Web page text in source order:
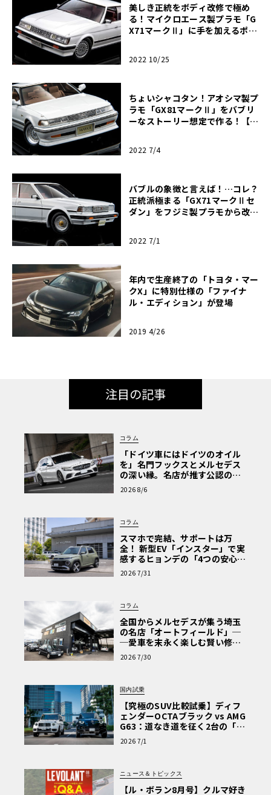
美しき正統をボディ改修で極め
る！マイクロエース製プラモ「G
X71マークⅡ」に手を加えるポイ
2022 10/25
ちょいシャコタン！アオシマ製プ
ラモ「GX81マークⅡ」をバブリ
ーなストーリー想定で作る！【モ
2022 7/4
バブルの象徴と言えば！…コレ？
正統派極まる「GX71マークⅡセ
ダン」をフジミ製プラモから改
2022 7/1
年内で生産終了の「トヨタ・マー
クX」に特別仕様の「ファイナ
ル・エディション」が登場
2019 4/26
注目の記事
コラム
「ドイツ車にはドイツのオイル
を」名門フックスとメルセデス
の深い縁。名店が推す公認の安
心と、Cクラスで味わうシルキー
な走り〈PR〉
2026 8/6
コラム
スマホで完結、サポートは万
全！ 新型EV「インスター」で実
感するヒョンデの「4つの安心」
【第1回・ヒョンデ6つの疑問：
Why? Hyundai?】〈PR〉
2026 7/31
コラム
全国からメルセデスが集う埼玉
の名店「オートフィールド」─
─愛車を末永く楽しむ賢い修理
術と、プロがフックス製オイル
を選ぶ理由〈PR〉
2026 7/30
国内試乗
【究極のSUV比較試乗】ディフ
ェンダーOCTAブラック vs AMG
G63：道なき道を征く2台の「対
極的アプローチ」
2026 7/1
ニュース＆トピックス
【ル・ボラン8月号】クルマ好き